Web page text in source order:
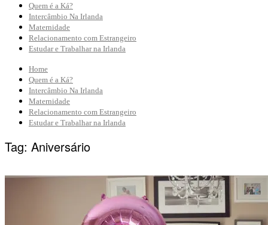
Quem é a Ká?
Intercâmbio Na Irlanda
Maternidade
Relacionamento com Estrangeiro
Estudar e Trabalhar na Irlanda
Home
Quem é a Ká?
Intercâmbio Na Irlanda
Maternidade
Relacionamento com Estrangeiro
Estudar e Trabalhar na Irlanda
Tag: Aniversário